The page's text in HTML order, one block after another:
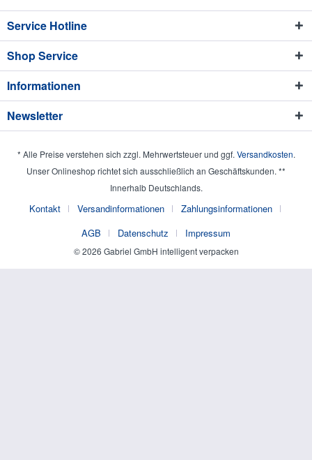
Service Hotline
Shop Service
Informationen
Newsletter
* Alle Preise verstehen sich zzgl. Mehrwertsteuer und ggf. Versandkosten.
Unser Onlineshop richtet sich ausschließlich an Geschäftskunden. **
Innerhalb Deutschlands.
Kontakt Versandinformationen
Zahlungsinformationen
AGB
Datenschutz Impressum
© 2026 Gabriel GmbH intelligent verpacken